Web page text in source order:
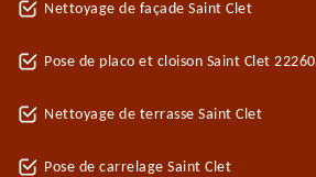
Nettoyage de façade Saint Clet
Pose de placo et cloison Saint Clet 22260
Nettoyage de terrasse Saint Clet
Pose de carrelage Saint Clet